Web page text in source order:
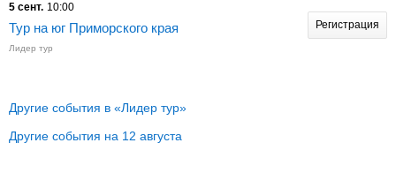
5 сент. 10:00
Тур на юг Приморского края
Лидер тур
Регистрация
Другие события в «Лидер тур»
Другие события на 12 августа